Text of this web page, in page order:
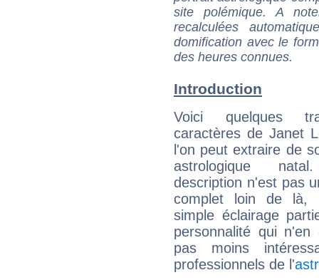
site polémique. A
recalculées
domification avec le
des heures connues.
Introduction
Voici quelques
caractères de Janet
l'on peut extraire de
astrologique
description n'est pas
complet loin de là,
simple éclairage
personnalité qui n'en
pas moins
professionnels de l'